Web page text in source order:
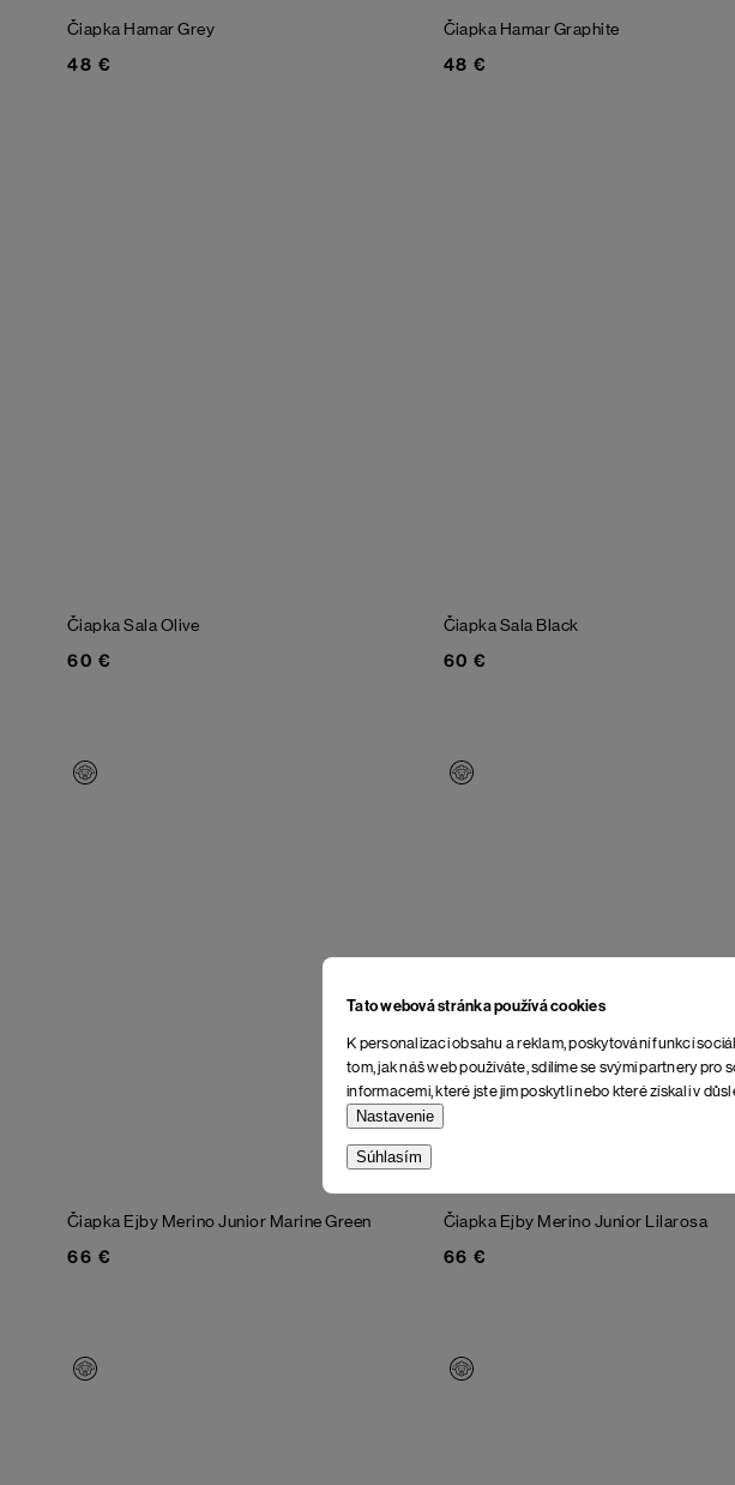
Tato webová stránka používá cookies
K personalizaci obsahu a reklam, poskytování funkcí
tom, jak náš web používáte, sdílíme se svými partnery pro
informacemi, které jste jim poskytli nebo které získali v
Nastavenie
Súhlasím
Čiapka HamarGrey
48 €
Čiapka HamarGraphite
48 €
Čiapka SalaOlive
60 €
Čiapka Sala Black
60 €
Čiapka Ejby Merino Junior Marine Green
66 €
Čiapka Ejby Merino Junior Lilarosa
66 €